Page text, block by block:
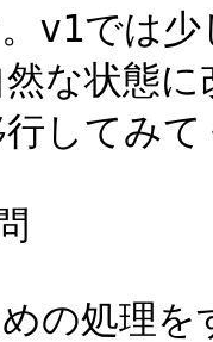
v1では
な状態
してみ
の処理を